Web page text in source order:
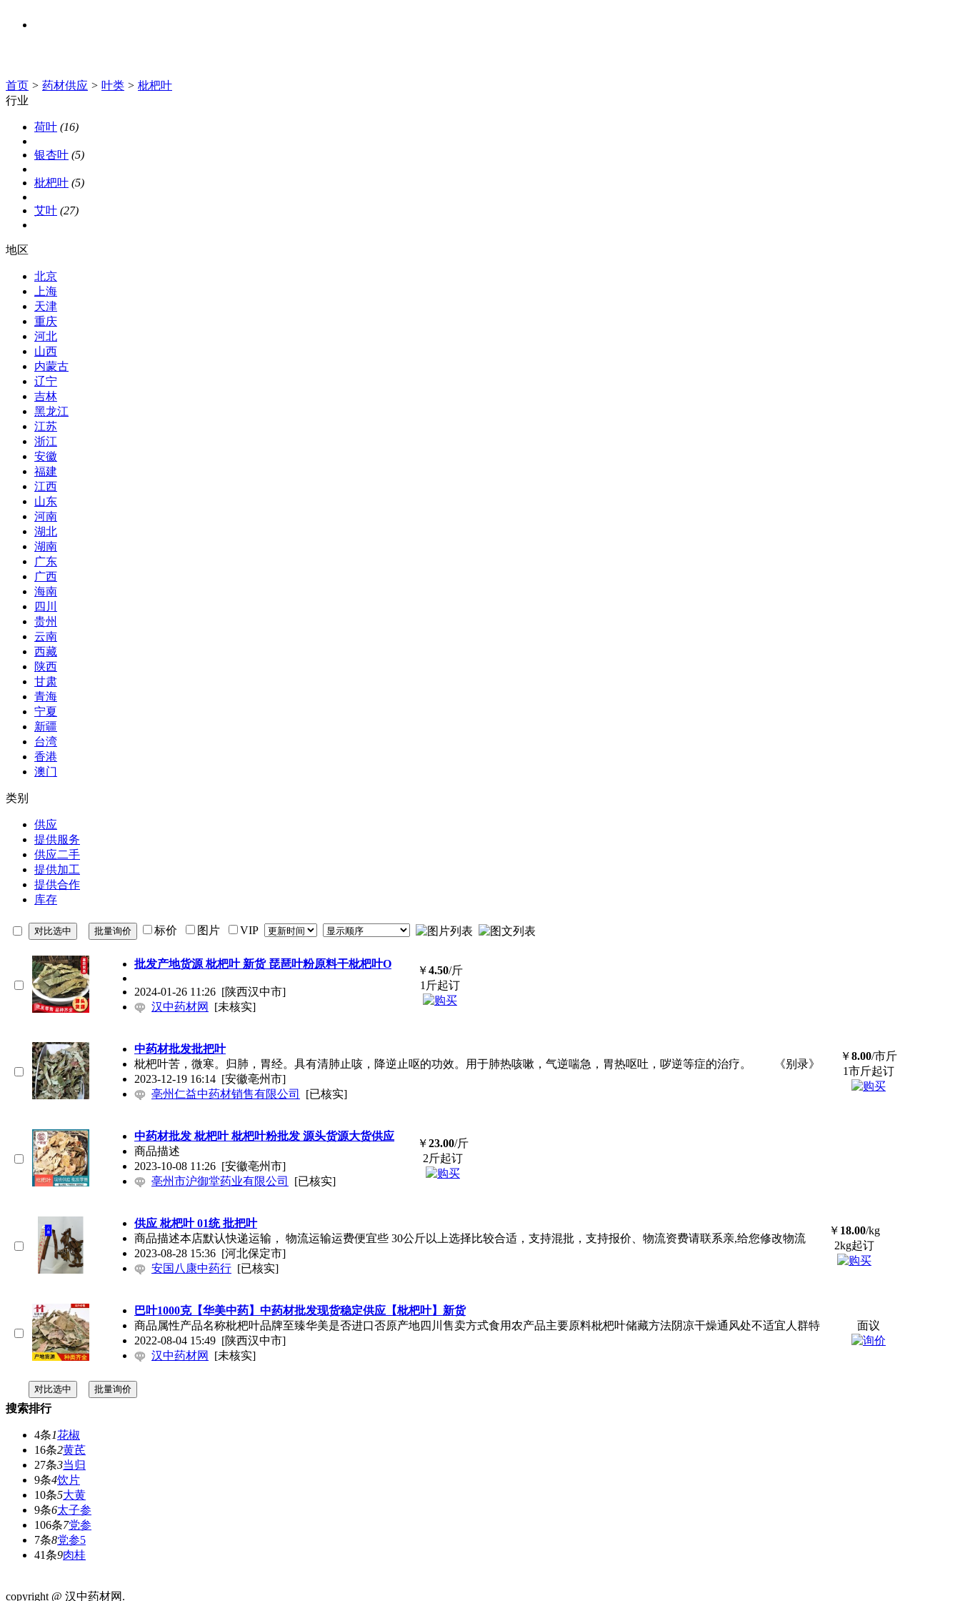
首页 > 药材供应 > 叶类 > 枇杷叶
行业
荷叶 (16)
银杏叶 (5)
枇杷叶 (5)
艾叶 (27)
地区
北京
上海
天津
重庆
河北
山西
内蒙古
辽宁
吉林
黑龙江
江苏
浙江
安徽
福建
江西
山东
河南
湖北
湖南
广东
广西
海南
四川
贵州
云南
西藏
陕西
甘肃
青海
宁夏
新疆
台湾
香港
澳门
类别
供应
提供服务
供应二手
提供加工
提供合作
库存
标价 图片 VIP
批发产地货源 枇杷叶 新货 琵琶叶粉原料干枇杷叶O
2024-01-26 11:26 [陕西汉中市]
汉中药材网
[未核实]
￥4.50/斤
1斤起订
中药材批发批把叶
枇杷叶苦，微寒。归肺，胃经。具有清肺止咳，降逆止呕的功效。用于肺热咳嗽，气逆喘急，胃热呕吐，哕逆等症的治疗。 《别录》
2023-12-19 16:14 [安徽亳州市]
亳州仁益中药材销售有限公司
[已核实]
￥8.00/市斤
1市斤起订
中药材批发 枇杷叶 枇杷叶粉批发 源头货源大货供应
商品描述
2023-10-08 11:26 [安徽亳州市]
亳州市沪御堂药业有限公司
[已核实]
￥23.00/斤
2斤起订
供应 枇杷叶 01统 批把叶
商品描述本店默认快递运输， 物流运输运费便宜些 30公斤以上选择比较合适，支持混批，支持报价、物流资费请联系亲,给您修改物流
2023-08-28 15:36 [河北保定市]
安国八康中药行 [已核实]
￥ 18.00/kg
2kg起订
巴叶1000克【华美中药】中药材批发现货稳定供应【枇杷叶】新货
商品属性产品名称枇杷叶品牌至臻华美是否进口否原产地四川售卖方式食用农产品主要原料枇杷叶储藏方法阴凉干燥通风处不适宜人群特
2022-08-04 15:49 [陕西汉中市]
汉中药材网
[未核实]
面议
搜索排行
4条1花椒
16条2黄芪
27条3当归
9条4饮片
10条5大黄
9条6太子参
106条7党参
7条8党参5
41条9肉桂
copyright @ 汉中药材网.